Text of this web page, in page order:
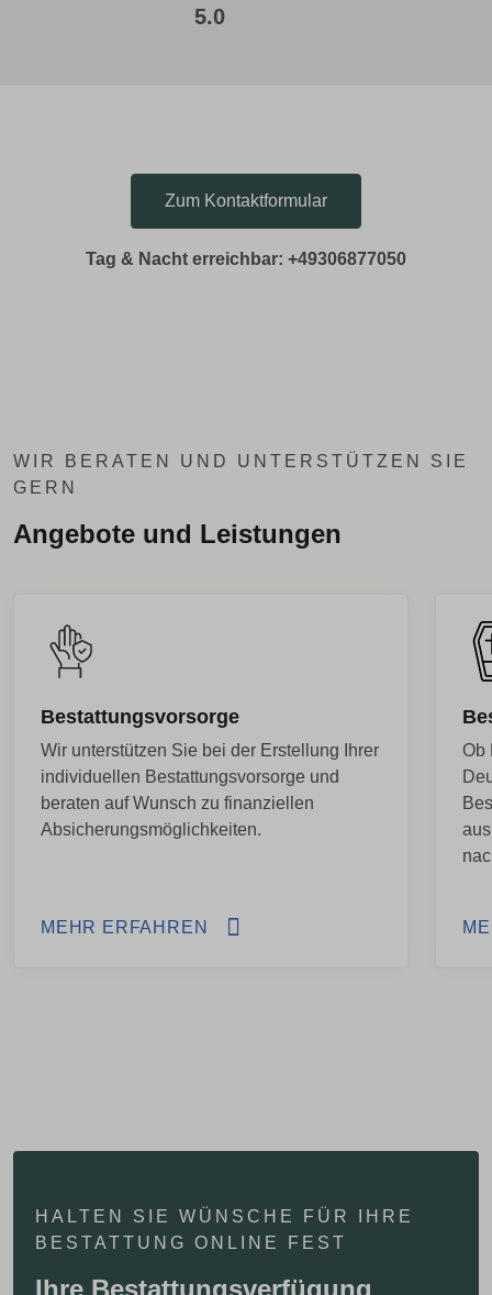
5.0
Zum Kontaktformular
Tag & Nacht erreichbar: +49306877050
WIR BERATEN UND UNTERSTÜTZEN SIE
GERN
Angebote und Leistungen
Bestattungsvorsorge
Wir unterstützen Sie bei der Erstellung Ihrer
individuellen Bestattungsvorsorge und
beraten auf Wunsch zu finanziellen
Absicherungsmöglichkeiten.
MEHR ERFAHREN
Ob
HALTEN SIE WÜNSCHE FÜR IHRE
BESTATTUNG ONLINE FEST